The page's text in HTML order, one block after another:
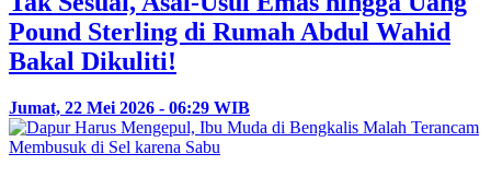
Pound Sterling di Rumah Abdul Wahid
Bakal Dikuliti!
Jumat, 22 Mei 2026 - 06:29 WIB